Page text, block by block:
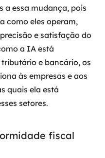
a essa mudança, pois
como eles operam,
e satisfação do
a IA está
e bancário, os
às empresas e aos
quais ela está
setores.
fiscal